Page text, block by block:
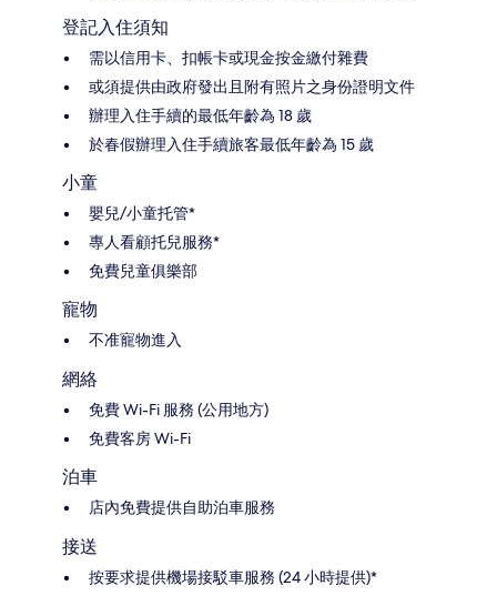
登記入住須知
需以信用卡、扣帳卡或現金按金繳付雜費
或須提供由政府發出且附有照片之身份證明文件
辦理入住手續的最低年齡為 18 歲
於春假辦理入住手續旅客最低年齡為 15 歲
小童
嬰兒/小童托管*
專人看顧托兒服務*
免費兒童俱樂部
寵物
不准寵物進入
網絡
免費 Wi-Fi 服務 (公用地方)
免費客房 Wi-Fi
泊車
店內免費提供自助泊車服務
接送
按要求提供機場接駁車服務 (24 小時提供)*